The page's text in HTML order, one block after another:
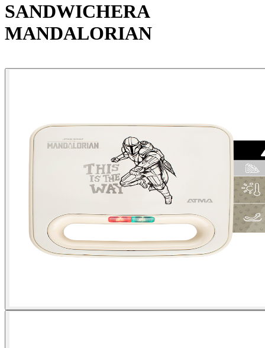
SANDWICHERA
MANDALORIAN